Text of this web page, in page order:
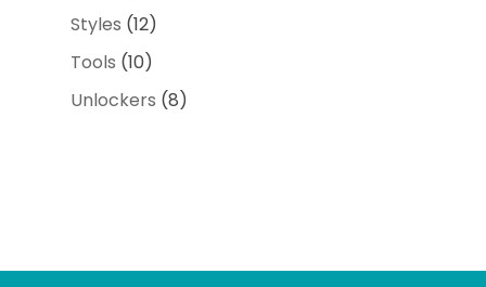
Styles (12)
Tools (10)
Unlockers (8)